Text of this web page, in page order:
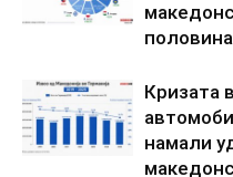
Кризата
намали